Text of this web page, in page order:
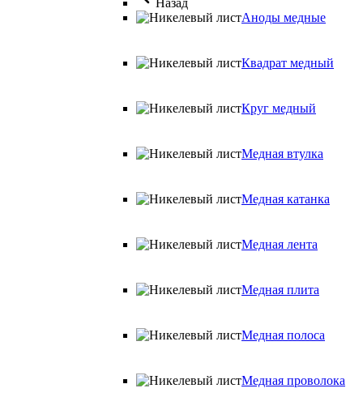
Назад
Аноды медные
Квадрат медный
Круг медный
Медная втулка
Медная катанка
Медная лента
Медная плита
Медная полоса
Медная проволока